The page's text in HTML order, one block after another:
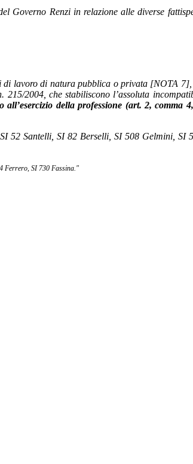
Governo Renzi in relazione alle diverse
lavoro di natura pubblica o privata [NOTA 7],
2004, che stabiliscono l’assoluta
all’esercizio della professione (art. 2, comma
52 Santelli, SI 82 Berselli, SI 508 Gelmini, SI
Ferrero, SI 730 Fassina."